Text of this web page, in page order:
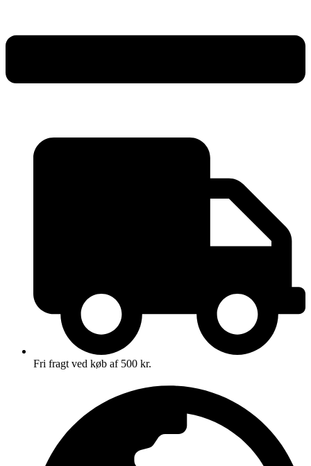
Fri fragt ved køb af 500 kr.